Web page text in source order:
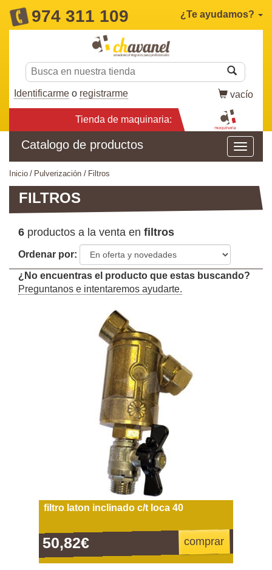
974 311 109 ¿Te ayudamos?
Identificarme o registrarme vacío
Tienda de maquinaria:
Catalogo de productos
inicio pulverización filtros
FILTROS
6 productos a la venta en filtros
Ordenar por:
¿No encuentras el producto que estas buscando?
Preguntanos e intentaremos ayudarte.
filtro laton inclinado c/t loca 40
50,82€ comprar